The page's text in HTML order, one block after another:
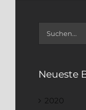
Suche
nach:
Neueste
2020